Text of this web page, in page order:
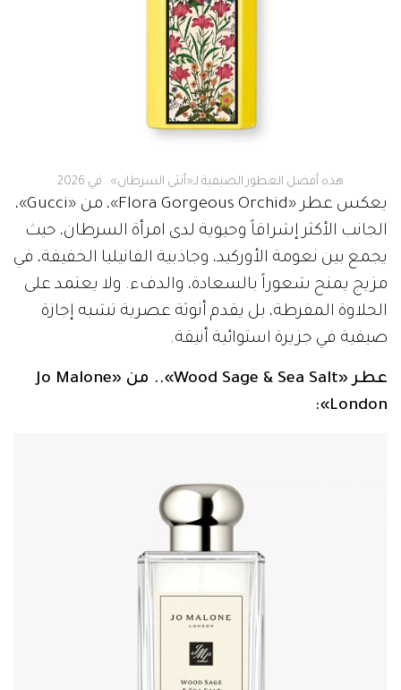
هذه أفضل العطور الصيفية لـ«أنثى السرطان».. في 2026
يعكس عطر «Flora Gorgeous Orchid»، من «Gucci»،
الجانب الأكثر إشراقاً وحيوية لدى امرأة السرطان، حيث
يجمع بين نعومة الأوركيد، وجاذبية الفانيليا الخفيفة، في
مزيج يمنح شعوراً بالسعادة، والدفء. ولا يعتمد على
الحلاوة المفرطة، بل يقدم أنوثة عصرية تشبه إجازة
صيفية في جزيرة استوائية أنيقة.
عطر «Wood Sage & Sea Salt».. من «Jo Malone
London»: